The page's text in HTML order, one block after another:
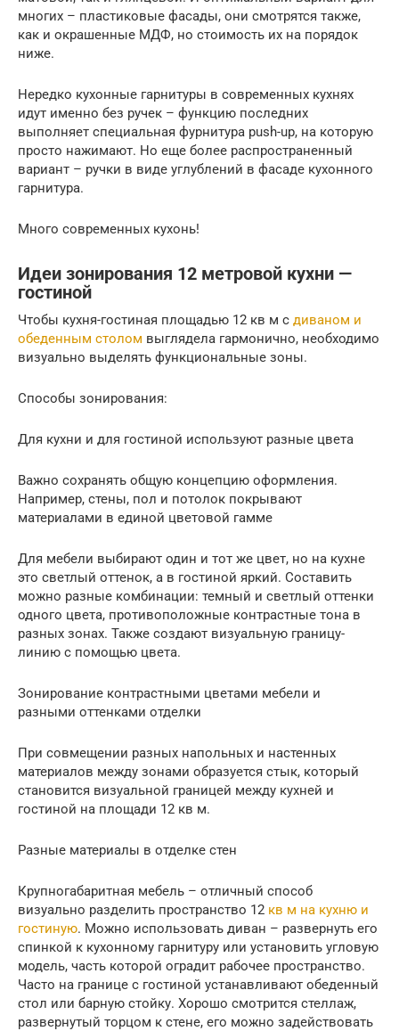
многих – пластиковые фасады, они смотрятся также,
как и окрашенные МДФ, но стоимость их на порядок
ниже.
Нередко кухонные гарнитуры в современных кухнях
идут именно без ручек – функцию последних
выполняет специальная фурнитура push-up, на которую
просто нажимают. Но еще более распространенный
вариант – ручки в виде углублений в фасаде кухонного
гарнитура.
Много современных кухонь!
Идеи зонирования 12 метровой кухни —
гостиной
Чтобы кухня-гостиная площадью 12 кв м с диваном и
обеденным столом выглядела гармонично, необходимо
визуально выделять функциональные зоны.
Способы зонирования:
Для кухни и для гостиной используют разные цвета
Важно сохранять общую концепцию оформления.
Например, стены, пол и потолок покрывают
материалами в единой цветовой гамме
Для мебели выбирают один и тот же цвет, но на кухне
это светлый оттенок, а в гостиной яркий. Составить
можно разные комбинации: темный и светлый оттенки
одного цвета, противоположные контрастные тона в
разных зонах. Также создают визуальную границу-
линию с помощью цвета.
Зонирование контрастными цветами мебели и
разными оттенками отделки
При совмещении разных напольных и настенных
материалов между зонами образуется стык, который
становится визуальной границей между кухней и
гостиной на площади 12 кв м.
Разные материалы в отделке стен
Крупногабаритная мебель – отличный способ
визуально разделить пространство 12 кв м на кухню и
гостиную. Можно использовать диван – развернуть его
спинкой к кухонному гарнитуру или установить угловую
модель, часть которой оградит рабочее пространство.
Часто на границе с гостиной устанавливают обеденный
стол или барную стойку. Хорошо смотрится стеллаж,
развернутый торцом к стене, его можно задействовать